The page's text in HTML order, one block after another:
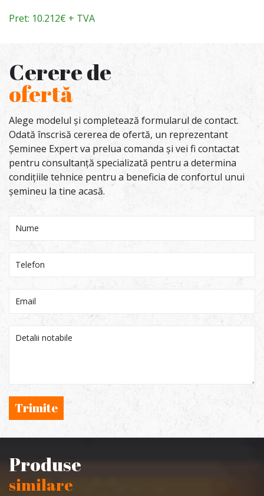
Pret: 10.212€ + TVA
Cerere de
ofertă
Alege modelul și completează formularul de contact.
Odată înscrisă cererea de ofertă, un reprezentant
Șeminee Expert va prelua comanda și vei fi contactat
pentru consultanță specializată pentru a determina
condițiile tehnice pentru a beneficia de confortul unui
șemineu la tine acasă.
Trimite
Produse
similare